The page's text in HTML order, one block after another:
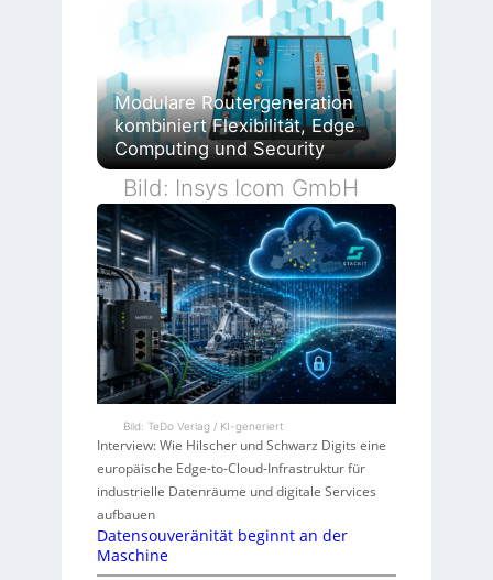
Modulare Routergeneration
kombiniert Flexibilität, Edge
Computing und Security
Bild: Insys Icom GmbH
Bild: TeDo Verlag / KI-generiert
Interview: Wie Hilscher und Schwarz Digits eine
europäische Edge-to-Cloud-Infrastruktur für
industrielle Datenräume und digitale Services
aufbauen
Datensouveränität beginnt an der
Maschine